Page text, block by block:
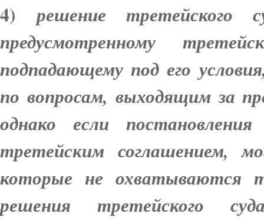
4) решение третейского
предусмотренному
подпадающему под его
по вопросам, выходящим за
однако если
третейским соглашением,
которые не охватываются
решения третейского